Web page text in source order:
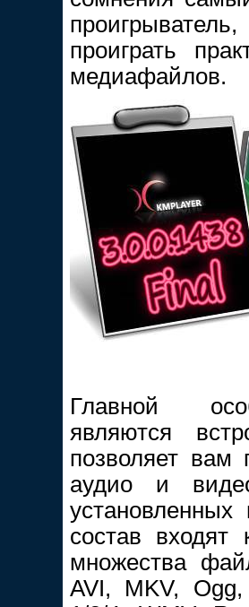
проиграть
медиафайлов.
Главной
являются
позволяет вам
аудио и
состав входят
множества
AVI, MKV,